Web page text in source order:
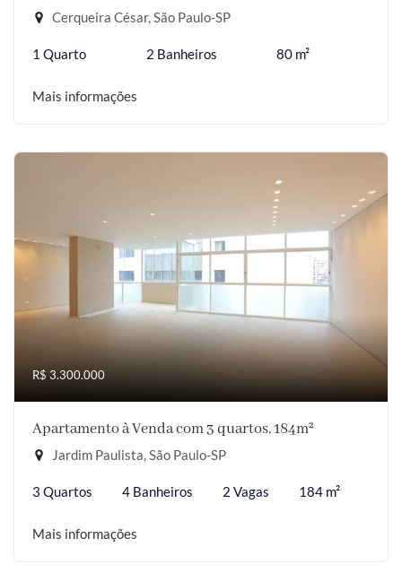
Cerqueira César, São Paulo-SP
1 Quarto 2 Banheiros 80 m²
Mais informações
R$ 3.300.000
Apartamento à Venda com 3 quartos, 184m²
Jardim Paulista, São Paulo-SP
3 Quartos 4 Banheiros 2 Vagas 184 m²
Mais informações